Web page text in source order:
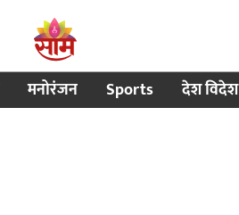
मनोरंजन Sports देश विदेश